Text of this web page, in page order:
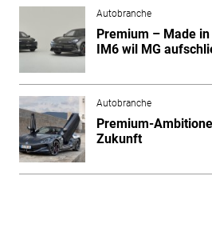
Autobranche
Premium – Made
IM6 wil MG
Autobranche
Premium-
Zukunft